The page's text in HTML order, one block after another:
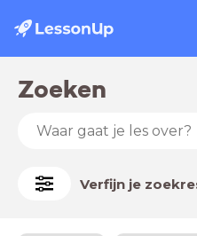
Zoeken
Verfijn je